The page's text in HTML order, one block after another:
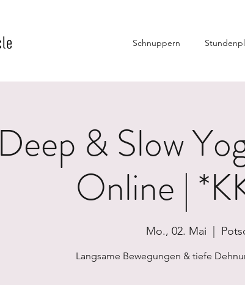
Schnuppern
Deep & Slow
Online |
Mo., 02. Mai
Langsame Bewegungen & tiefe